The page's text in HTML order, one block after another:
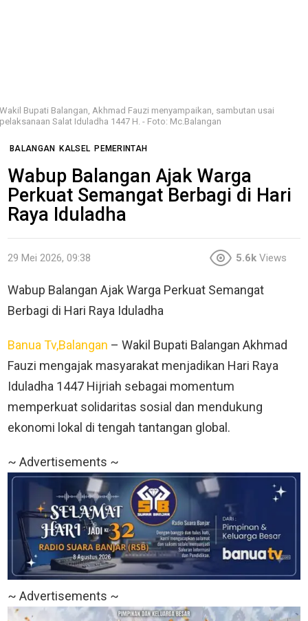
Wakil Bupati Balangan, Akhmad Fauzi menyampaikan, sambutan usai
pelaksanaan Salat Iduladha 1447 H. - Foto: Mc.Balangan
BALANGAN KALSEL PEMERINTAH
Wabup Balangan Ajak Warga
Perkuat Semangat Berbagi di Hari
Raya Iduladha
29 Mei 2026, 09:38 5.6k Views
Wabup Balangan Ajak Warga Perkuat Semangat
Berbagi di Hari Raya Iduladha
Banua Tv,Balangan – Wakil Bupati Balangan Akhmad
Fauzi mengajak masyarakat menjadikan Hari Raya
Iduladha 1447 Hijriah sebagai momentum
memperkuat solidaritas sosial dan mendukung
ekonomi lokal di tengah tantangan global.
~ Advertisements ~
~ Advertisements ~